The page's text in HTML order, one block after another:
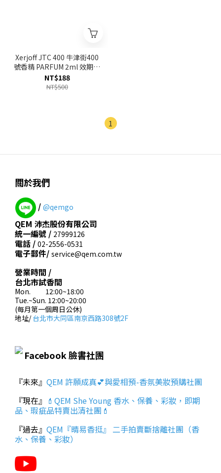
Xerjoff JTC 400 牛津街400
號香精 PARFUM 2ml 效期至
2026.12
NT$188
NT$500
1
關於我們
/ @qemgo
QEM 沛杰股份有限公司
統一編號 / 27999126
電話 / 02-2556-0531
電子郵件/ service@qem.com.tw
營業時間 /
台北市試香間
Mon. 12:00~18:00
Tue.~Sun. 12:00~20:00
(每月第一個周日公休)
地址/台北市大同區南京西路308號2F
Facebook 臉書社團
『未來』 QEM 許願成真💕與愛相預-香氛美妝預購社團
『現在』 💄QEM She Young 香水、保養、彩妝，即期
品、瑕疵品特賣出清社團💄
『過去』 QEM『晴易香挺』 二手拍賣斷捨離社團（香
水、保養、彩妝）